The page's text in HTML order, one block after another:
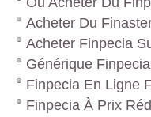
Acheter Du
Acheter Finpecia
Générique
Finpecia En Ligne
Finpecia À Prix